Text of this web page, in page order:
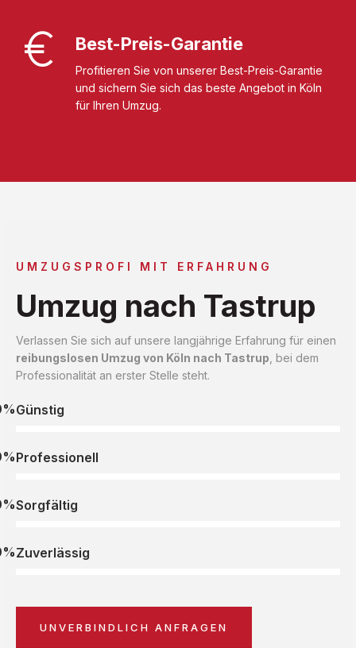
Best-Preis-Garantie
Profitieren Sie von unserer Best-Preis-Garantie
und sichern Sie sich das beste Angebot in Köln
für Ihren Umzug.
UMZUGSPROFI MIT ERFAHRUNG
Umzug nach Tastrup
Verlassen Sie sich auf unsere langjährige Erfahrung für einen
reibungslosen Umzug von Köln nach Tastrup , bei dem
Professionalität an erster Stelle steht.
Günstig
Professionell
Sorgfältig
Zuverlässig
UNVERBINDLICH ANFRAGEN